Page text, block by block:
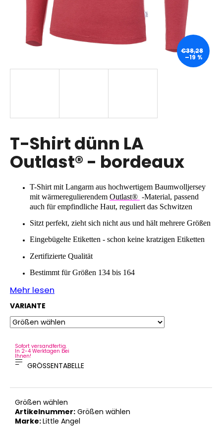
T-Shirt dünn LA
Outlast® - bordeaux
T-Shirt mit Langarm aus hochwertigem Baumwolljersey
mit wärmeregulierendem Outlast® -Material, passend
auch für empfindliche Haut, reguliert das Schwitzen
Sitzt perfekt, zieht sich nicht aus und hält mehrere Größen
Eingebügelte Etiketten - schon keine kratzigen Etiketten
Zertifizierte Qualität
Bestimmt für Größen 134 bis 164
Mehr lesen
VARIANTE
Sofort versandfertig.
In 2-4 Werktagen bei
Ihnen!
GRÖSSENTABELLE
Größen wählen
Artikelnummer: Größen wählen
Marke:Little Angel
€38,28
–19 %
SUCHEN
p
f
e
h
MITWACHSHOSE
MUSTER
€27,08